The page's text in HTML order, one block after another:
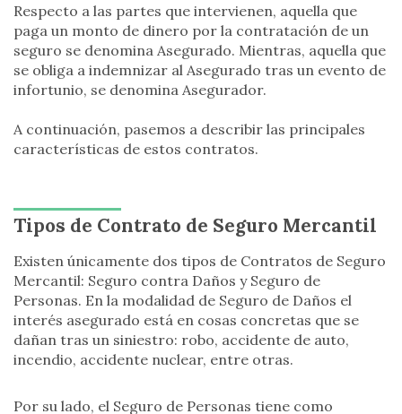
Respecto a las partes que intervienen, aquella que
paga un monto de dinero por la contratación de un
seguro se denomina Asegurado. Mientras, aquella que
se obliga a indemnizar al Asegurado tras un evento de
infortunio, se denomina Asegurador.
A continuación, pasemos a describir las principales
características de estos contratos.
Tipos de Contrato de Seguro Mercantil
Existen únicamente dos tipos de Contratos de Seguro
Mercantil: Seguro contra Daños y Seguro de
Personas. En la modalidad de Seguro de Daños el
interés asegurado está en cosas concretas que se
dañan tras un siniestro: robo, accidente de auto,
incendio, accidente nuclear, entre otras.
Por su lado, el Seguro de Personas tiene como